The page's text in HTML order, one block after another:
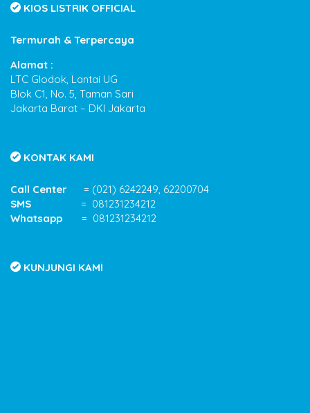
KIOS LISTRIK OFFICIAL
Termurah & Terpercaya
Alamat :
LTC Glodok, Lantai UG
Blok C1, No. 5, Taman Sari
Jakarta Barat – DKI Jakarta
KONTAK KAMI
Call Center = (021) 6242249, 62200704
SMS = 081231234212
Whatsapp = 081231234212
KUNJUNGI KAMI